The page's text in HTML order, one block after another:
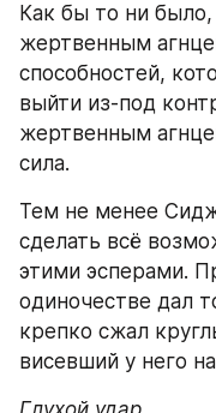
Как бы то ни
жертвенным
способностей,
выйти из-под
жертвенным
сила.
Тем не менее
сделать всё
этими эсперами.
одиночестве дал
крепко сжал
висевший у него